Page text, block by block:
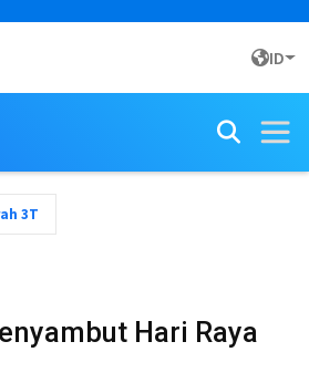
ID
3T
Hari Raya